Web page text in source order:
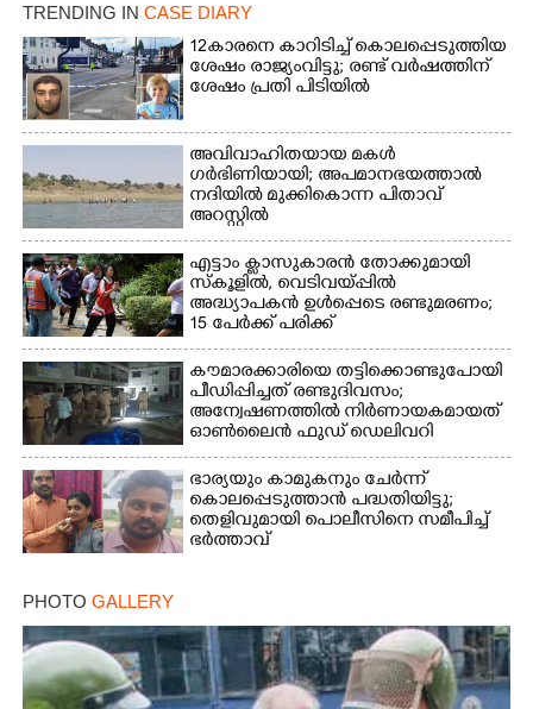
TRENDING IN CASE DIARY
12കാരനെ കാറിടിച്ച് കൊലപ്പെടുത്തിയ
ശേഷം രാജ്യംവിട്ടു; രണ്ട് വർഷത്തിന്
ശേഷം പ്രതി പിടിയിൽ
അവിവാഹിതയായ മകൾ
ഗർഭിണിയായി; അപമാനഭയത്താൽ
നദിയിൽ മുക്കികൊന്ന പിതാവ്
അറസ്റ്റിൽ
എട്ടാം ക്ളാസുകാരൻ തോക്കുമായി
സ്കൂളിൽ, വെടിവയ്പ്പിൽ
അദ്ധ്യാപകൻ ഉൾപ്പെടെ രണ്ടുമരണം;
15 പേർക്ക് പരിക്ക്
കൗമാരക്കാരിയെ തട്ടിക്കൊണ്ടുപോയി
പീഡിപ്പിച്ചത് രണ്ടുദിവസം;
അന്വേഷണത്തിൽ നിർണായകമായത്
ഓൺലൈൻ ഫുഡ് ഡെലിവറി
ഭാര്യയും കാമുകനും ചേർന്ന്
കൊലപ്പെടുത്താൻ പദ്ധതിയിട്ടു;
തെളിവുമായി പൊലീസിനെ സമീപിച്ച്
ഭർത്താവ്
PHOTO GALLERY